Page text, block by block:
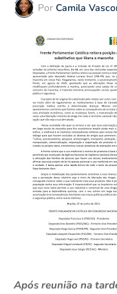
Por Camila
Após reunião na